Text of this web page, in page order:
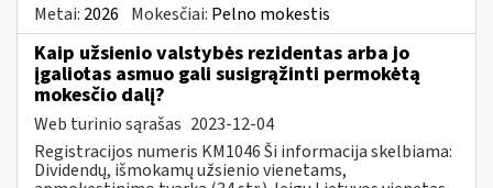
Metai: 2026 Mokesčiai: Pelno mokestis
Kaip užsienio valstybės rezidentas arba jo
įgaliotas asmuo gali susigrąžinti permokėtą
mokesčio dalį?
Web turinio sąrašas 2023-12-04
Registracijos numeris KM1046 Ši informacija skelbiama:
Dividendų, išmokamų užsienio vienetams,